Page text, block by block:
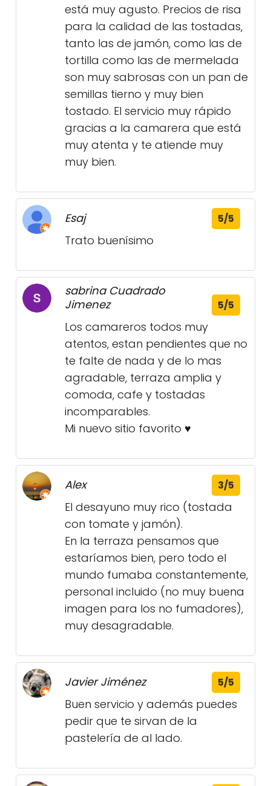
está muy agusto. Precios de risa
para la calidad de las tostadas,
tanto las de jamón, como las de
tortilla como las de mermelada
son muy sabrosas con un pan de
semillas tierno y muy bien
tostado. El servicio muy rápido
gracias a la camarera que está
muy atenta y te atiende muy
muy bien.
Esaj 5/5
Trato buenísimo
sabrina Cuadrado
Jimenez
5/5
Los camareros todos muy
atentos, estan pendientes que no
te falte de nada y de lo mas
agradable, terraza amplia y
comoda, cafe y tostadas
incomparables.
Mi nuevo sitio favorito ♥️
Alex 3/5
El desayuno muy rico (tostada
con tomate y jamón).
En la terraza pensamos que
estaríamos bien, pero todo el
mundo fumaba constantemente,
personal incluido (no muy buena
imagen para los no fumadores),
muy desagradable.
Javier Jiménez 5/5
Buen servicio y además puedes
pedir que te sirvan de la
pastelería de al lado.